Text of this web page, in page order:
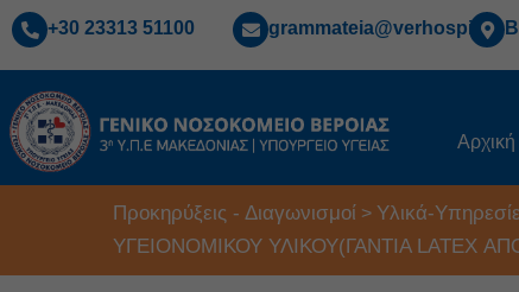
+30 23313 51100 grammateia@verhospi.gr
Αρχική
Προκηρύξεις - Διαγωνισμοί > Υλικά-
ΥΓΕΙΟΝΟΜΙΚΟΥ ΥΛΙΚΟΥ(ΓΑΝΤΙΑ LATEX